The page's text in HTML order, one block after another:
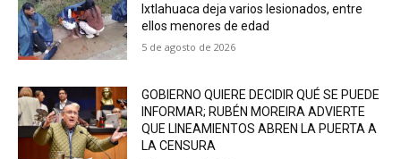
Ixtlahuaca deja varios lesionados, entre
ellos menores de edad
5 de agosto de 2026
GOBIERNO QUIERE DECIDIR QUÉ SE PUEDE
INFORMAR; RUBÉN MOREIRA ADVIERTE
QUE LINEAMIENTOS ABREN LA PUERTA A
LA CENSURA